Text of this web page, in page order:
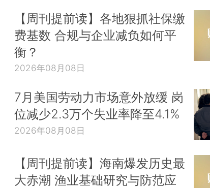
【周刊提前读】各地狠抓社保缴
费基数 合规与企业减负如何平
衡？
2026年08月08日
7月美国劳动力市场意外放缓 岗
位减少2.3万个失业率降至4.1%
2026年08月08日
【周刊提前读】海南爆发历史最
大赤潮 渔业基础研究与防范应